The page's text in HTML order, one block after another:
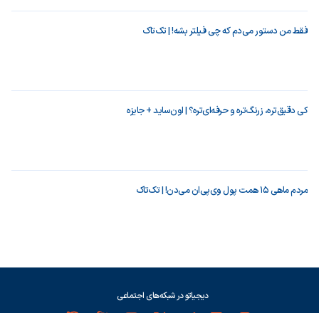
فقط من دستور می‌دم که چی فیلتر بشه! | تک‌تاک
کی دقیق‌تره، زرنگ‌تره و حرفه‌ای‌تره؟ | اون‌ساید + جایزه
مردم ماهی ۱۵ همت پول وی‌پی‌ان می‌دن! | تک‌تاک
دیجیاتو در شبکه‌های اجتماعی